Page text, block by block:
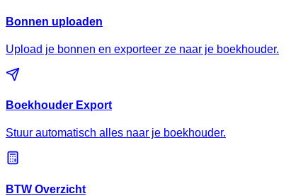
Bonnen uploaden
Upload je bonnen en exporteer ze naar je boekhouder.
Boekhouder Export
Stuur automatisch alles naar je boekhouder.
BTW Overzicht